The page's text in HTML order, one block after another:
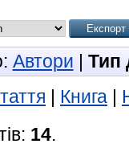
Автори | Тип
| Книга |
14.